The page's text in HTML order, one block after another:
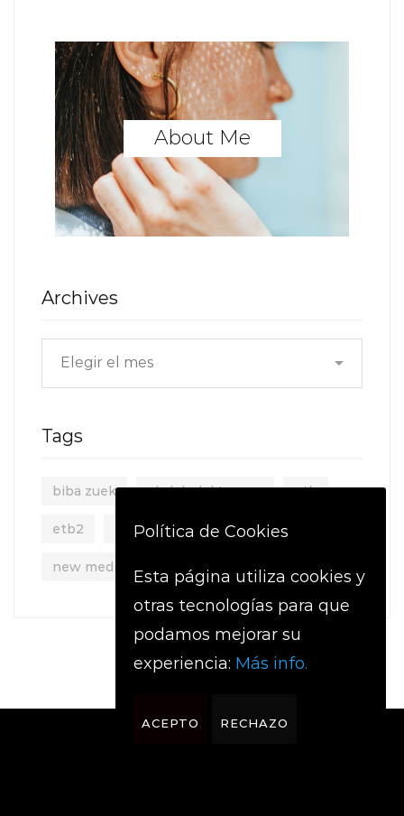
About Me
Archives
Tags
biba zuek el club del tupper etb
etb2 euskal telebista ib3
new media new media euskadi
Política de Cookies
Esta página utiliza cookies y
otras tecnologías para que
podamos mejorar su
experiencia: Más info.
ACEPTO RECHAZO